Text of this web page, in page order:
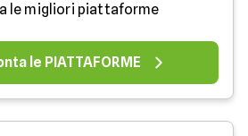
le migliori piattaforme
le PIATTAFORME